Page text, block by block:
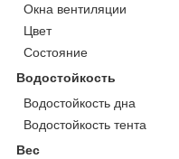
Окна вентиляции
Цвет
Состояние
Водостойкость
Водостойкость дна
Водостойкость тента
Вес